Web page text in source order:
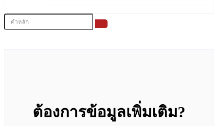
ต้องการข้อมูลเพิ่มเติม?